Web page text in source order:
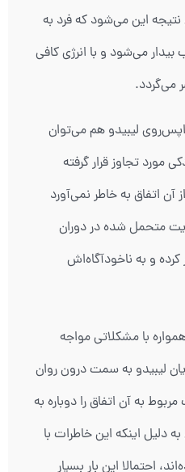
این می‌شود که فرد به
می‌شود و با انرژی کافی
می‌گردد.
لیبیدو هم می‌توان
مورد تجاوز قرار گرفته
اتفاق به خاطر نمی‌آورد
متحمل شده در دوران
کرده و به ناخودآگاه‌اش
با مشکلاتی مواجه
لیبیدو به سمت درون روان
به آن اتفاق را دوباره به
به دلیل اینکه این خاطرات با
احتمالا این بار بسیار